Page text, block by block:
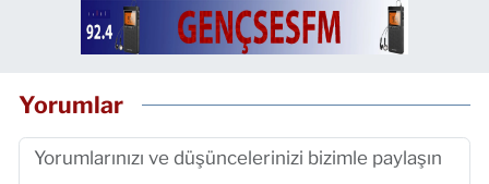
Yorumlar